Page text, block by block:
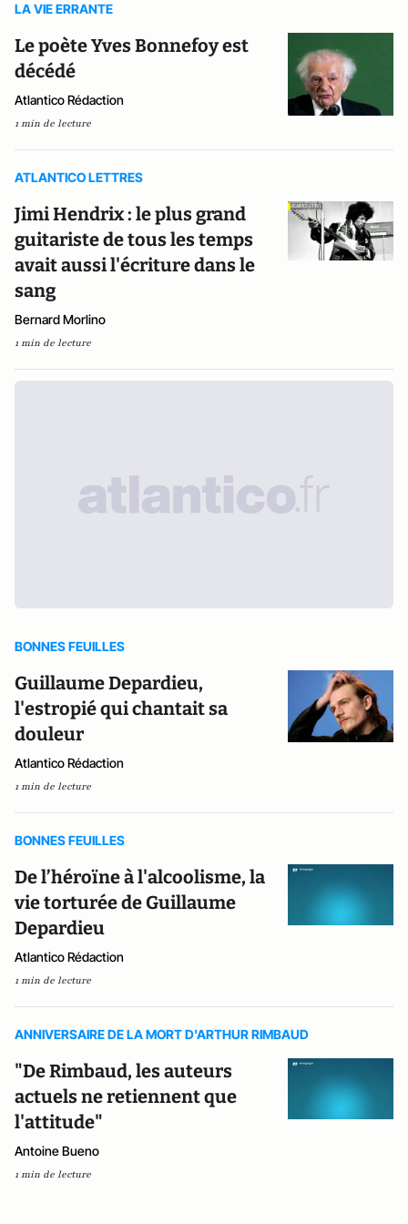
LA VIE ERRANTE
Le poète Yves Bonnefoy est
décédé
Atlantico Rédaction
1 min de lecture
ATLANTICO LETTRES
Jimi Hendrix : le plus grand
guitariste de tous les temps
avait aussi l'écriture dans le
sang
Bernard Morlino
1 min de lecture
BONNES FEUILLES
Guillaume Depardieu,
l'estropié qui chantait sa
douleur
Atlantico Rédaction
1 min de lecture
BONNES FEUILLES
De l’héroïne à l'alcoolisme, la
vie torturée de Guillaume
Depardieu
Atlantico Rédaction
1 min de lecture
ANNIVERSAIRE DE LA MORT D'ARTHUR RIMBAUD
"De Rimbaud, les auteurs
actuels ne retiennent que
l'attitude"
Antoine Bueno
1 min de lecture